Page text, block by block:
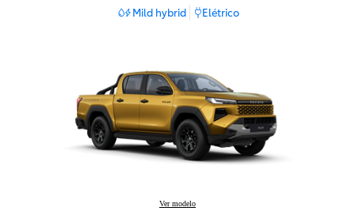
Mild hybrid Elétrico
Hilux:
Ver modelo